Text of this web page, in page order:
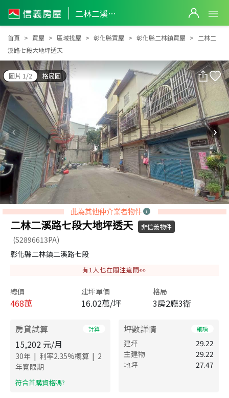
二林二溪路七段大地坪透天
二林二溪路七段大地坪透天
首頁 買屋 區域找屋 彰化縣買屋 彰化縣二林鎮買屋
二林二
溪路七段大地坪透天
圖片 1/2 格局圖
此為其他仲介業者物件
二林二溪路七段大地坪透天 非信義物件
(S2896613PA)
彰化縣二林鎮二溪路七段
有1 人也在關注這間👀
總價
468萬
建坪單價
16.02萬/坪
格局
3房2廳3衛
房貸試算 計算
15,202 元/月
30年 | 利率2.35%概算 | 2
年寬限期
​符合首購資格嗎?
坪數詳情 細項
建坪
29.22
主建物
29.22
地坪
27.47